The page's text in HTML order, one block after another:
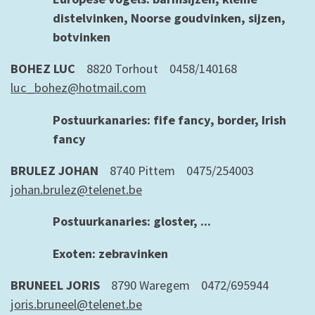
distelvinken, Noorse goudvinken, sijzen,
botvinken
BOHEZ LUC
8820 Torhout 0458/140168
luc_bohez@hotmail.com
Postuurkanaries: fife fancy, border, Irish
fancy
BRULEZ JOHAN 8740 Pittem 0475/254003
johan.brulez@telenet.be
Postuurkanaries: gloster, ...
Exoten: zebravinken
BRUNEEL JORIS 8790 Waregem 0472/695944
joris.bruneel@telenet.be